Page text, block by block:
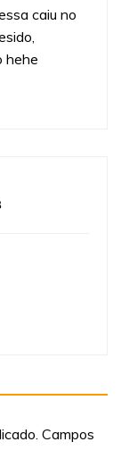
caiu no
hehe
Campos